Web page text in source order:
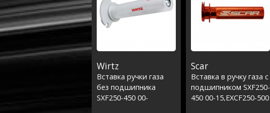
Wirtz
Вставка ручки газа
без подшипника
SXF250-450 00-
Scar
Вставка в ручку газа с
подшипником SXF250-
450 00-15,EXCF250-500